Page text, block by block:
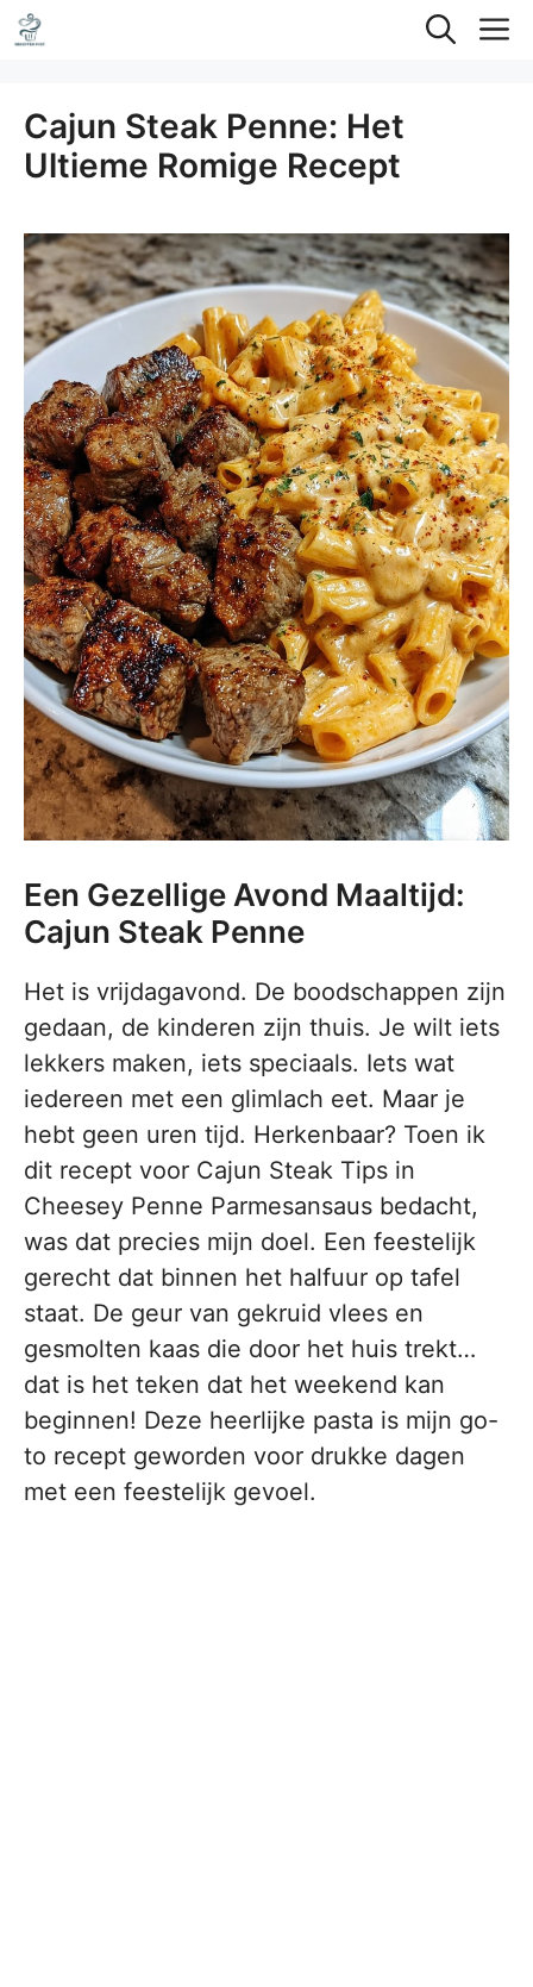
Ga
naar
inhoud
Cajun Steak Penne: Het
Ultieme Romige Recept
Een Gezellige Avond Maaltijd:
Cajun Steak Penne
Het is vrijdagavond. De boodschappen zijn
gedaan, de kinderen zijn thuis. Je wilt iets
lekkers maken, iets speciaals. Iets wat
iedereen met een glimlach eet. Maar je
hebt geen uren tijd. Herkenbaar? Toen ik
dit recept voor Cajun Steak Tips in
Cheesey Penne Parmesansaus bedacht,
was dat precies mijn doel. Een feestelijk
gerecht dat binnen het halfuur op tafel
staat. De geur van gekruid vlees en
gesmolten kaas die door het huis trekt…
dat is het teken dat het weekend kan
beginnen! Deze heerlijke pasta is mijn go-
to recept geworden voor drukke dagen
met een feestelijk gevoel.